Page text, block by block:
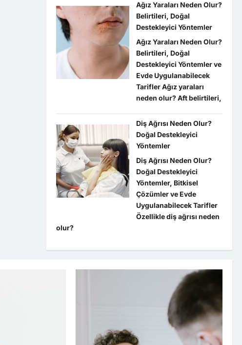
Ağız Yaraları Neden Olur?
Belirtileri, Doğal
Destekleyici Yöntemler
Ağız Yaraları Neden Olur?
Belirtileri, Doğal
Destekleyici Yöntemler ve
Evde Uygulanabilecek
Tarifler Ağız yaraları
neden olur? Aft belirtileri,
Diş Ağrısı Neden Olur?
Doğal Destekleyici
Yöntemler
Diş Ağrısı Neden Olur?
Doğal Destekleyici
Yöntemler, Bitkisel
Çözümler ve Evde
Uygulanabilecek Tarifler
Özellikle diş ağrısı neden
olur?